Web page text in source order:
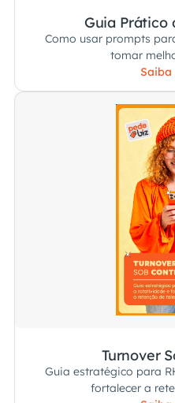
Guia Prático
Como usar prompts
tomar
Saiba
Turnover
Guia estratégico para
fortalecer a